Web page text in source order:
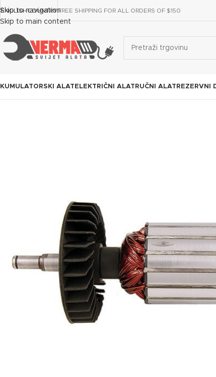
Skip to navigation
Skip to main content
ENGLISHCOUNTRYFREE SHIPPING FOR ALL ORDERS OF $150
ALAT ELEKTRIČNI ALAT RUČNI ALAT REZERVNI